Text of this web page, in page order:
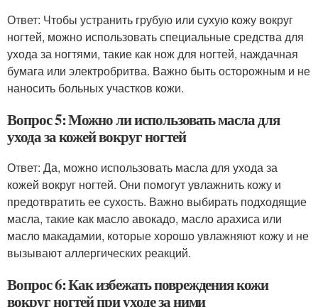
Ответ: Чтобы устранить грубую или сухую кожу вокруг
ногтей, можно использовать специальные средства для
ухода за ногтями, такие как нож для ногтей, наждачная
бумага или электробритва. Важно быть осторожным и не
наносить больных участков кожи.
Вопрос 5: Можно ли использовать масла для
ухода за кожей вокруг ногтей
Ответ: Да, можно использовать масла для ухода за
кожей вокруг ногтей. Они помогут увлажнить кожу и
предотвратить ее сухость. Важно выбирать подходящие
масла, такие как масло авокадо, масло арахиса или
масло макадамии, которые хорошо увлажняют кожу и не
вызывают аллергических реакций.
Вопрос 6: Как избежать повреждения кожи
вокруг ногтей при уходе за ними